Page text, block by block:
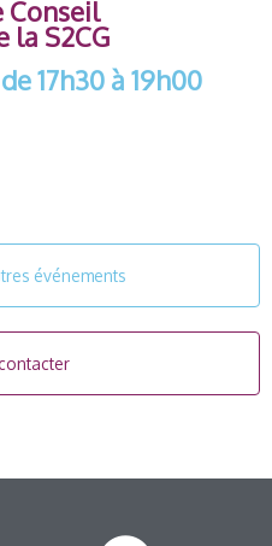
Conseil
S2CG
17h30 à 19h00
événements